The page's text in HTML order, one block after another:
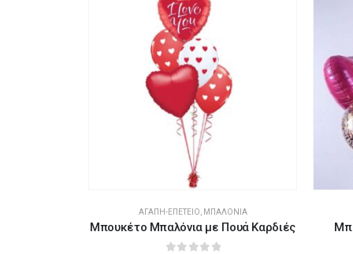
ΑΓΆΠΗ-ΕΠΈΤΕΙΟ ΜΠΑΛΌΝΙΑ
Μπουκέτο Μπαλόνια με Πουά Καρδιές